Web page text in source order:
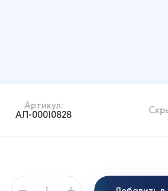
Артикул:
АЛ-00010828